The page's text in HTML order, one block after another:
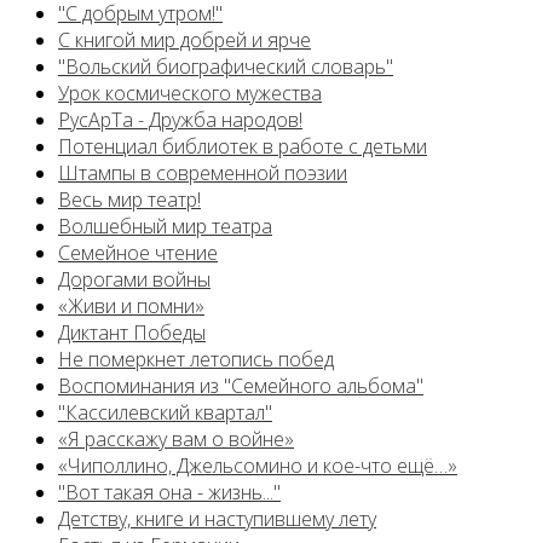
"С добрым утром!"
С книгой мир добрей и ярче
"Вольский биографический словарь"
Урок космического мужества
РусАрТа - Дружба народов!
Потенциал библиотек в работе с детьми
Штампы в современной поэзии
Весь мир театр!
Волшебный мир театра
Семейное чтение
Дорогами войны
«Живи и помни»
Диктант Победы
Не померкнет летопись побед
Воспоминания из "Семейного альбома"
"Кассилевский квартал"
«Я расскажу вам о войне»
«Чиполлино, Джельсомино и кое-что ещё…»
"Вот такая она - жизнь..."
Детству, книге и наступившему лету